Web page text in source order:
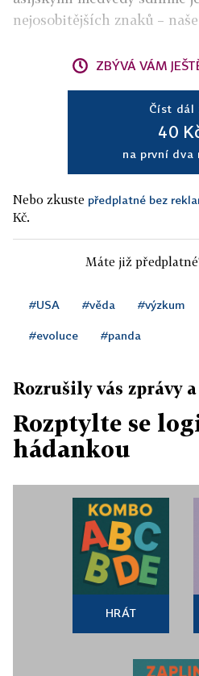
nejosobitějších znaků –
ZBÝVÁ VÁM
Číst dál
40
na první dva
Nebo zkuste předplatné bez
Kč.
Máte již
#USA #věda #výzkum
#evoluce #panda
Rozrušily vás zprávy
Rozptylte se
hádankou
HRÁT